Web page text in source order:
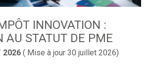
INNOVATION :
AU STATUT DE PME
2026 ( Mise à jour 30 juillet 2026)